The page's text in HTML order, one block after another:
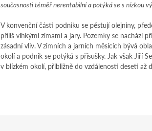
současnosti téměř nerentabilní a potýká se s nízkou
V konvenční části podniku se pěstují olejniny,
příliš vlhkými zimami a jary. Pozemky se nachází
zásadní vliv. V zimních a jarních měsících bývá
okolí a podnik se potýká s přísušky. Jak však Jiří
v blízkém okolí, přibližně do vzdálenosti deseti